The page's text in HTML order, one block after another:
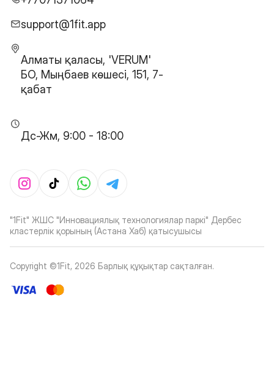
support@1fit.app
Алматы қаласы, 'VERUM'
БО, Мыңбаев көшесі, 151, 7-
қабат
Дс-Жм, 9:00 - 18:00
"1Fit" ЖШС "Инновациялық технологиялар паркі" Дербес
кластерлік қорының (Астана Хаб) қатысушысы
Copyright ©1Fit, 2026 Барлық құқықтар сақталған.